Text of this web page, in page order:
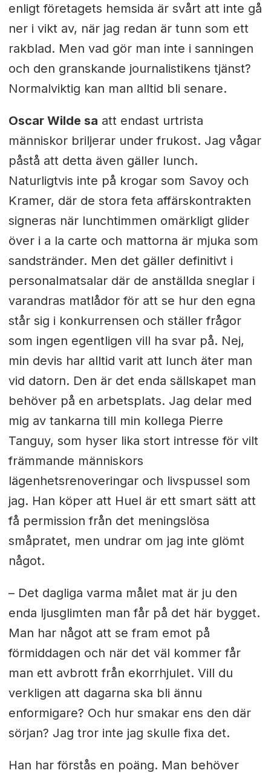
enligt företagets hemsida är svårt att inte gå
ner i vikt av, när jag redan är tunn som ett
rakblad. Men vad gör man inte i sanningen
och den granskande journalistikens tjänst?
Normalviktig kan man alltid bli senare.
Oscar Wilde sa att endast urtrista
människor briljerar under frukost. Jag vågar
påstå att detta även gäller lunch.
Naturligtvis inte på krogar som Savoy och
Kramer, där de stora feta affärskontrakten
signeras när lunchtimmen omärkligt glider
över i a la carte och mattorna är mjuka som
sandstränder. Men det gäller definitivt i
personalmatsalar där de anställda sneglar i
varandras matlådor för att se hur den egna
står sig i konkurrensen och ställer frågor
som ingen egentligen vill ha svar på. Nej,
min devis har alltid varit att lunch äter man
vid datorn. Den är det enda sällskapet man
behöver på en arbetsplats. Jag delar med
mig av tankarna till min kollega Pierre
Tanguy, som hyser lika stort intresse för vilt
främmande människors
lägenhetsrenoveringar och livspussel som
jag. Han köper att Huel är ett smart sätt att
få permission från det meningslösa
småpratet, men undrar om jag inte glömt
något.
– Det dagliga varma målet mat är ju den
enda ljusglimten man får på det här bygget.
Man har något att se fram emot på
förmiddagen och när det väl kommer får
man ett avbrott från ekorrhjulet. Vill du
verkligen att dagarna ska bli ännu
enformigare? Och hur smakar ens den där
sörjan? Jag tror inte jag skulle fixa det.
Han har förstås en poäng. Man behöver